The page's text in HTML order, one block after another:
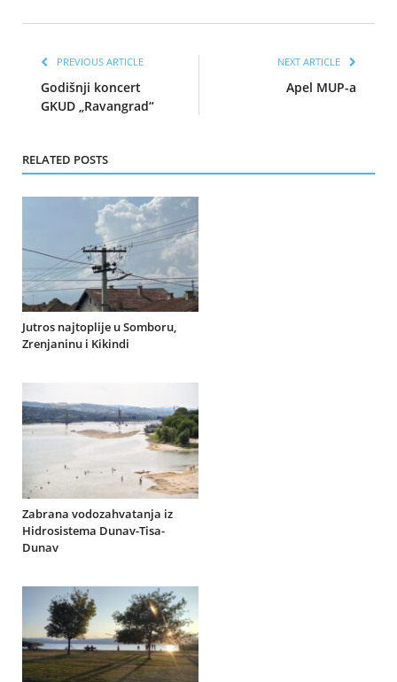
PREVIOUS ARTICLE
Godišnji koncert
GKUD „Ravangrad“
NEXT ARTICLE
Apel MUP-a
RELATED POSTS
Jutros najtoplije u Somboru,
Zrenjaninu i Kikindi
Zabrana vodozahvatanja iz
Hidrosistema Dunav-Tisa-
Dunav